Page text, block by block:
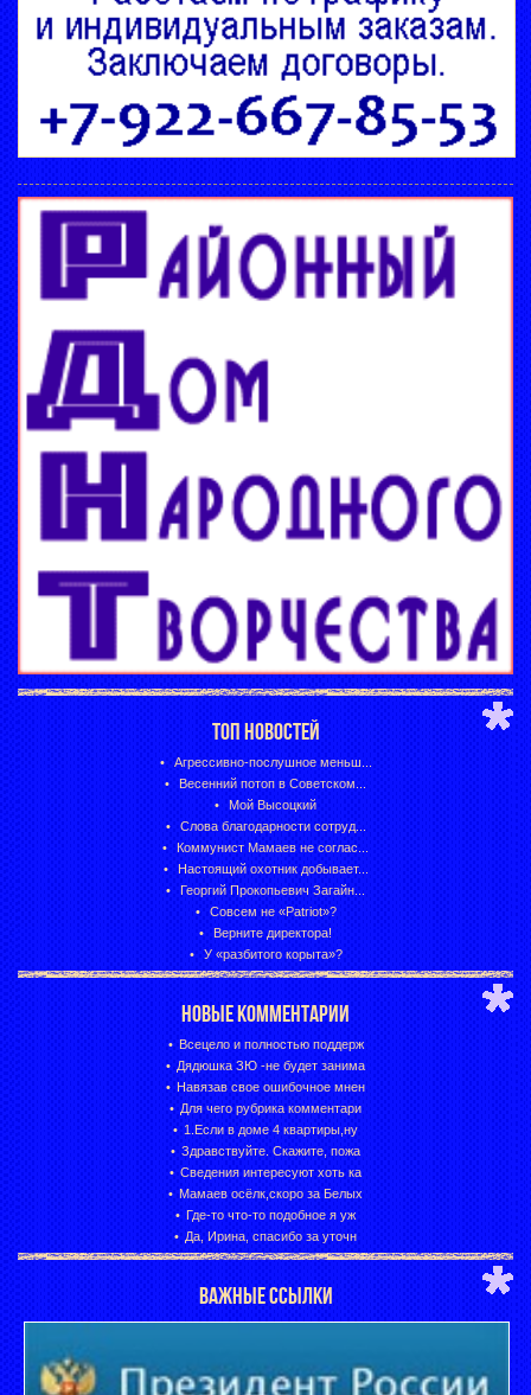
ТОП НОВОСТЕЙ
Агрессивно-послушное меньш...
Весенний потоп в Советском...
Мой Высоцкий
Слова благодарности сотруд...
Коммунист Мамаев не соглас...
Настоящий охотник добывает...
Георгий Прокопьевич Загайн...
Совсем не «Patriot»?
Верните директора!
У «разбитого корыта»?
НОВЫЕ КОММЕНТАРИИ
Всецело и полностью поддерж
Дядюшка ЗЮ -не будет занима
Навязав свое ошибочное мнен
Для чего рубрика комментари
1.Если в доме 4 квартиры,ну
Здравствуйте. Скажите, пожа
Сведения интересуют хоть ка
Мамаев осёлк,скоро за Белых
Где-то что-то подобное я уж
Да, Ирина, спасибо за уточн
ВАЖНЫЕ ССЫЛКИ